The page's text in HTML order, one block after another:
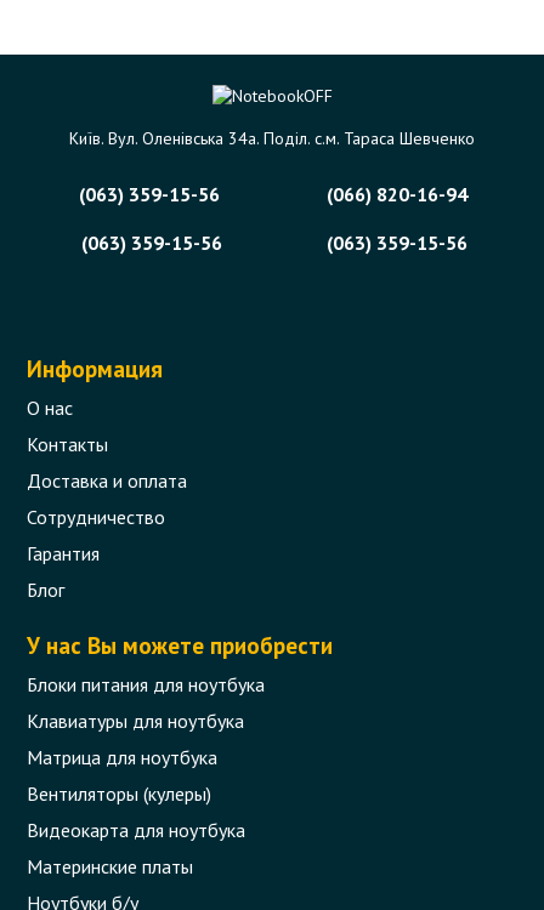
Київ. Вул. Оленівська 34а. Поділ. с.м. Тараса Шевченко
(063) 359-15-56
(066) 820-16-94
(063) 359-15-56
(063) 359-15-56
Информация
О нас
Контакты
Доставка и оплата
Сотрудничество
Гарантия
Блог
У нас Вы можете приобрести
Блоки питания для ноутбука
Клавиатуры для ноутбука
Матрица для ноутбука
Вентиляторы (кулеры)
Видеокарта для ноутбука
Материнские платы
Ноутбуки б/у